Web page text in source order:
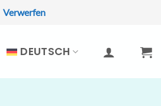
Verwerfen
DEUTSCH